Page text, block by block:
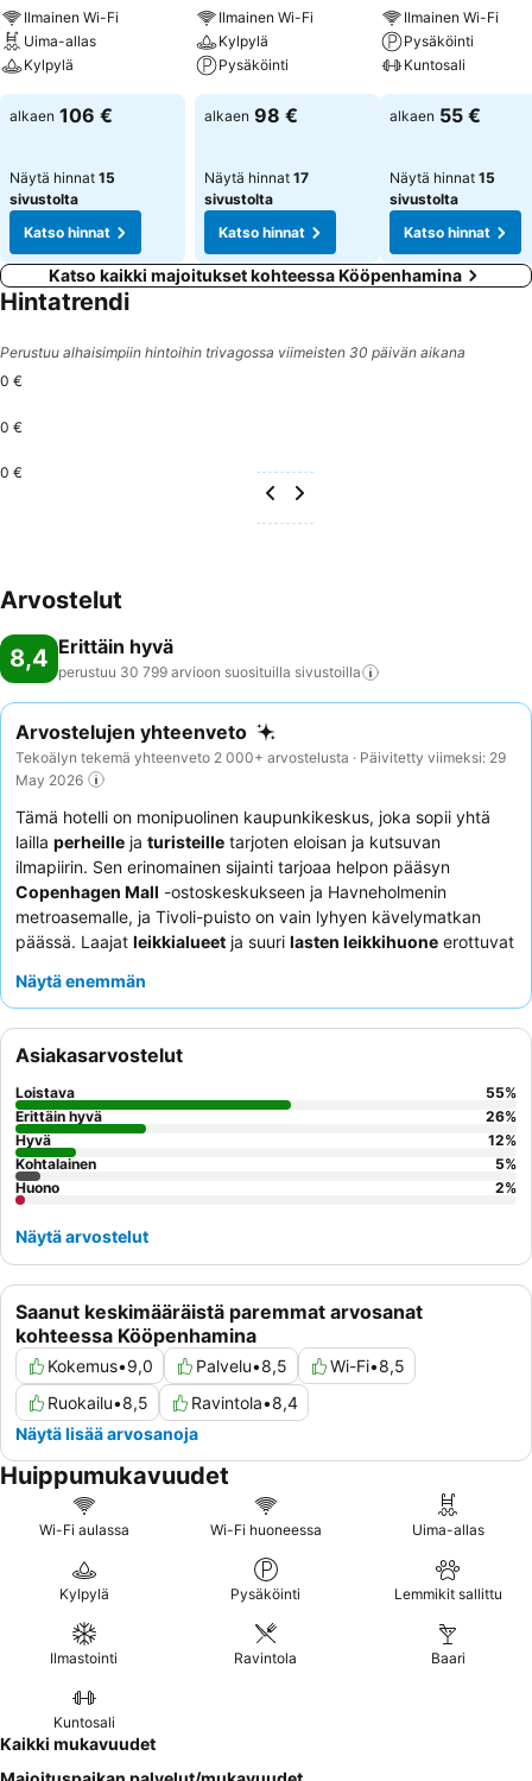
Ilmainen Wi-Fi
Uima-allas
Kylpylä
alkaen 106 €
Näytä hinnat 15
sivustolta
Katso hinnat
Ilmainen Wi-Fi
Kylpylä
Pysäköinti
alkaen 98 €
Näytä hinnat 17
sivustolta
Katso hinnat
Ilmainen Wi-Fi
Pysäköinti
Kuntosali
alkaen 55 €
Näytä hinnat 15
sivustolta
Katso hinnat
Katso kaikki majoitukset kohteessa Kööpenhamina
Hintatrendi
Perustuu alhaisimpiin hintoihin trivagossa viimeisten 30 päivän aikana
0 €
0 €
0 €
Arvostelut
8,4 Erittäin hyvä
perustuu 30 799 arvioon suosituilla sivustoilla
Arvostelujen yhteenveto
Tekoälyn tekemä yhteenveto 2 000+ arvostelusta · Päivitetty viimeksi: 29
May 2026
Tämä hotelli on monipuolinen kaupunkikeskus, joka sopii yhtä
lailla perheille ja turisteille tarjoten eloisan ja kutsuvan
ilmapiirin. Sen erinomainen sijainti tarjoaa helpon pääsyn
Copenhagen Mall -ostoskeskukseen ja Havneholmenin
metroasemalle, ja Tivoli-puisto on vain lyhyen kävelymatkan
päässä. Laajat leikkialueet ja suuri lasten leikkihuone erottuvat
vieraille. Asiakkaat kehuvat jatkuvasti poikkeuksellista
paikallisia erikoisuuksia ja baristan räätälöityjä kahveja varten.
Rauhallisemman kokemuksen saamiseksi harkitse päivitystä
executive loungeen
aamiaisen ja lisäetuja.
Näytä enemmän
Saanut keskimääräistä paremmat arvosanat
kohteessa Kööpenhamina
Kokemus•9,0 Palvelu•8,5 Wi-Fi•8,5
Ruokailu•8,5 Ravintola•8,4
Näytä lisää arvosanoja
Asiakasarvostelut
Loistava 55%
Erittäin hyvä
26%
Hyvä
12%
Kohtalainen
5%
Huono
2%
Näytä arvostelut
Huippumukavuudet
Wi-Fi aulassa Wi-Fi huoneessa Uima-allas
Kylpylä Pysäköinti Lemmikit sallittu
Ilmastointi Ravintola Baari
Kuntosali
Kaikki mukavuudet